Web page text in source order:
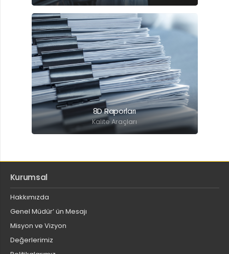
Detaylı Bilgi İçin Tıklayınız.
8D Raporları
Kalite Araçları
Kurumsal
Hakkımızda
Genel Müdür’ ün Mesajı
Misyon ve Vizyon
Değerlerimiz